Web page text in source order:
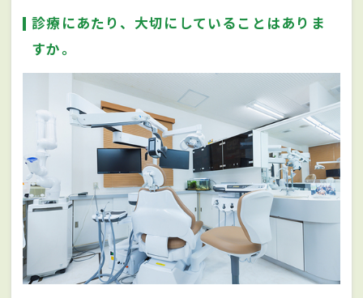
診療にあたり、大切にしていることはありま
すか。